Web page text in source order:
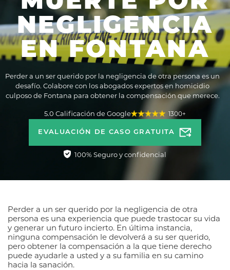
NEGLIGENCIA
EN FONTANA
Perder a un ser querido por la negligencia de otra persona es un
desafío. Colabore con los abogados expertos en homicidio
culposo de Fontana para obtener la compensación que merece.
EVALUACIÓN DE CASO GRATUITA
100% Seguro y confidencial
1300+
5.0 Calificación de Google
Perder a un ser querido por la negligencia de otra
persona es una experiencia que puede trastocar su vida
y generar un futuro incierto. En última instancia,
ninguna compensación le devolverá a su ser querido,
pero obtener la compensación a la que tiene derecho
puede ayudarle a usted y a su familia en su camino
hacia la sanación.